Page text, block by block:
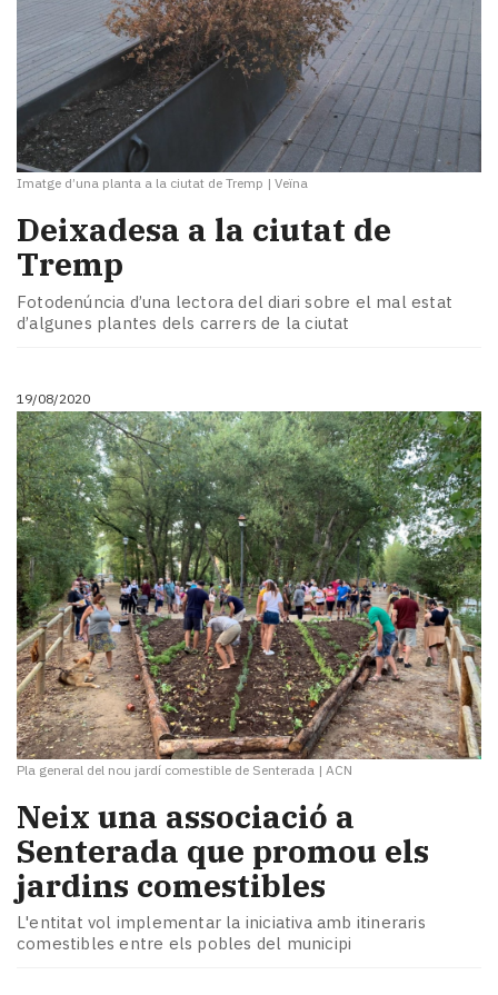
Imatge d’una planta a la ciutat de Tremp | Veïna
Deixadesa a la ciutat de
Tremp
Fotodenúncia d’una lectora del diari sobre el mal estat
d’algunes plantes dels carrers de la ciutat
19/08/2020
Pla general del nou jardí comestible de Senterada | ACN
Neix una associació a
Senterada que promou els
jardins comestibles
L'entitat vol implementar la iniciativa amb itineraris
comestibles entre els pobles del municipi